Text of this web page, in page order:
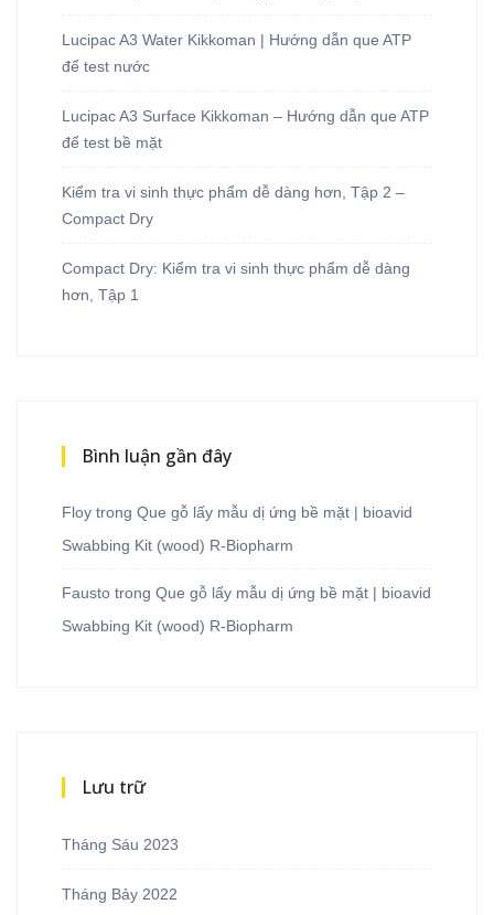
Lucipac A3 Water Kikkoman | Hướng dẫn que ATP
để test nước
Lucipac A3 Surface Kikkoman – Hướng dẫn que ATP
để test bề mặt
Kiểm tra vi sinh thực phẩm dễ dàng hơn, Tập 2 –
Compact Dry
Compact Dry: Kiểm tra vi sinh thực phẩm dễ dàng
hơn, Tập 1
Bình luận gần đây
Floy trong Que gỗ lấy mẫu dị ứng bề mặt | bioavid
Swabbing Kit (wood) R-Biopharm
Fausto trong Que gỗ lấy mẫu dị ứng bề mặt | bioavid
Swabbing Kit (wood) R-Biopharm
Lưu trữ
Tháng Sáu 2023
Tháng Bảy 2022